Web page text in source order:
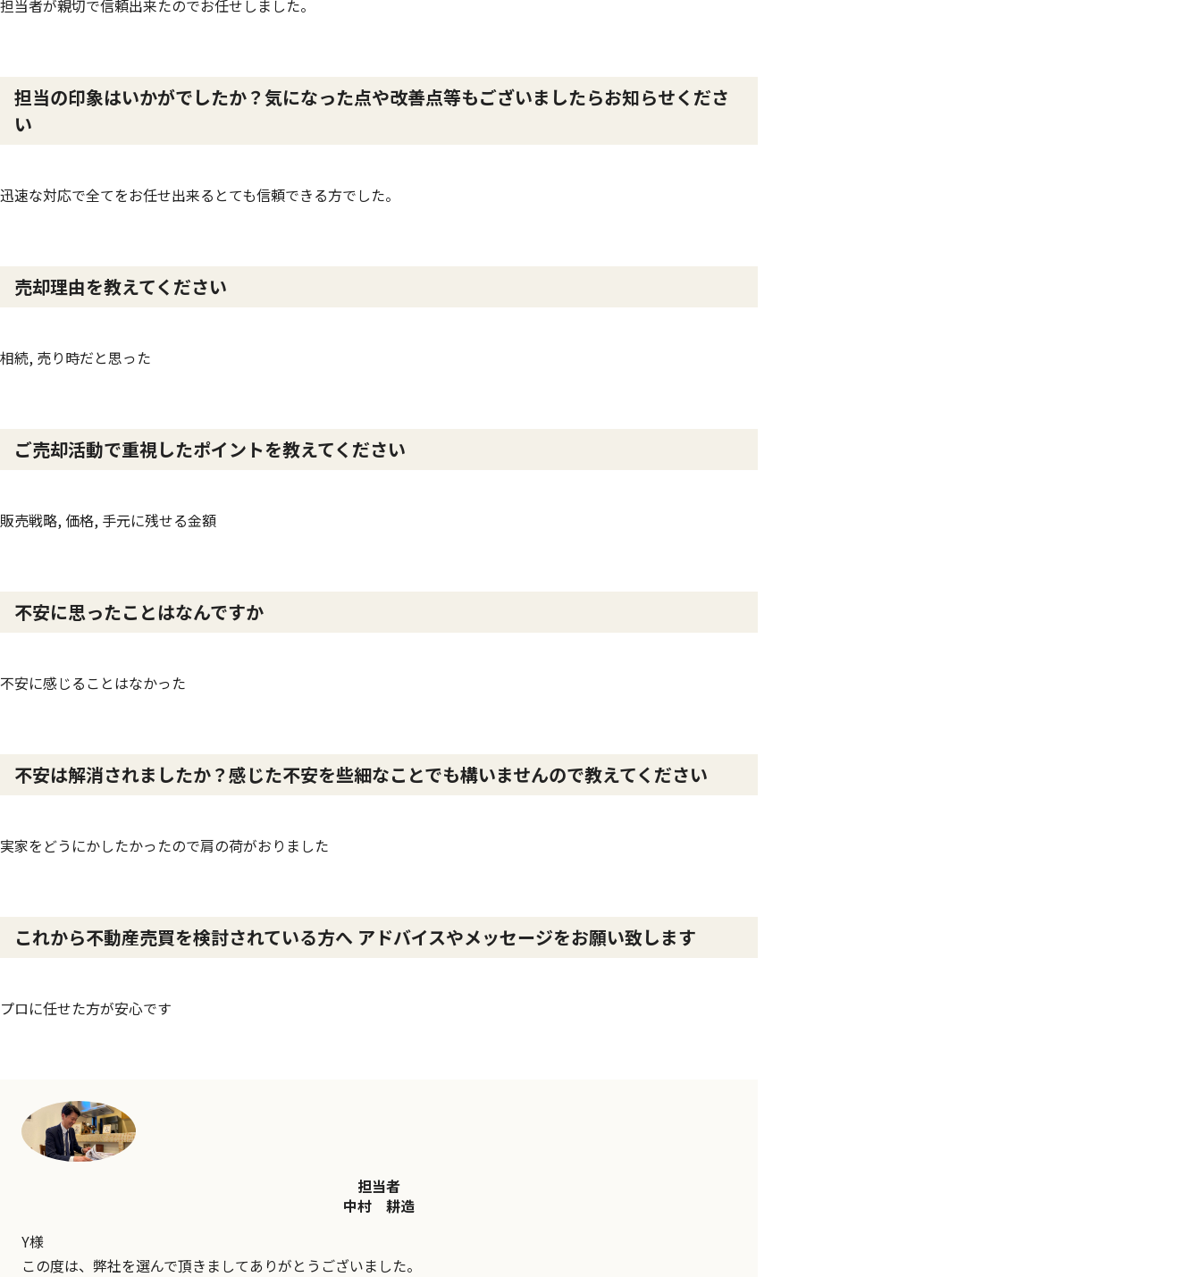
担当者が親切で信頼出来たのでお任せしました。
担当の印象はいかがでしたか？気になった点や改善点等もございましたらお知らせくださ
い
迅速な対応で全てをお任せ出来るとても信頼できる方でした。
売却理由を教えてください
相続, 売り時だと思った
ご売却活動で重視したポイントを教えてください
販売戦略, 価格, 手元に残せる金額
不安に思ったことはなんですか
不安に感じることはなかった
不安は解消されましたか？感じた不安を些細なことでも構いませんので教えてください
実家をどうにかしたかったので肩の荷がおりました
これから不動産売買を検討されている方へ アドバイスやメッセージをお願い致します
プロに任せた方が安心です
担当者
中村 耕造
Y様
この度は、弊社を選んで頂きましてありがとうございました。